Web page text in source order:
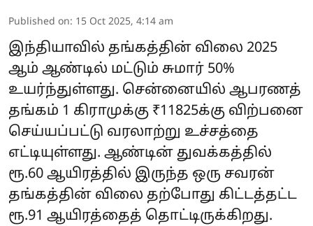
Published on: 15 Oct 2025, 4:14 am
இந்தியாவில் தங்கத்தின் விலை 2025
ஆம் ஆண்டில் மட்டும் சுமார் 50%
உயர்ந்துள்ளது. சென்னையில் ஆபரணத்
தங்கம் 1 கிராமுக்கு ₹11825க்கு விற்பனை
செய்யப்பட்டு வரலாற்று உச்சத்தை
எட்டியுள்ளது. ஆண்டின் துவக்கத்தில்
ரூ.60 ஆயிரத்தில் இருந்த ஒரு சவரன்
தங்கத்தின் விலை தற்போது கிட்டத்தட்ட
ரூ.91 ஆயிரத்தைத் தொட்டிருக்கிறது.